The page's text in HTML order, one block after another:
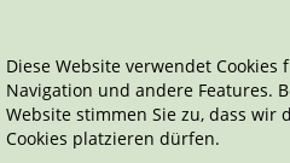
Sarah Brooks
Diese Website verwendet
Navigation und andere Features.
Website stimmen Sie zu, dass wir
Cookies platzieren dürfen.